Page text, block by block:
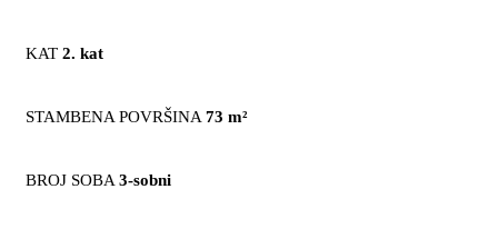
KAT 2. kat
STAMBENA POVRŠINA 73 m²
BROJ SOBA 3-sobni